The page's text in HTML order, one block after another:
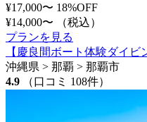
¥17,000〜 18%OFF
¥14,000〜
（税込）
プランを見る
【慶良間ボート体験ダイ
沖縄県 > 那覇 > 那覇市
4.9
（口コミ 108件）